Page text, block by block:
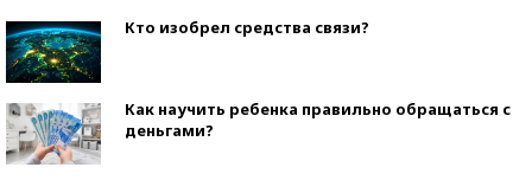
Кто изобрел средства связи?
Как научить ребенка правильно обращаться с
деньгами?